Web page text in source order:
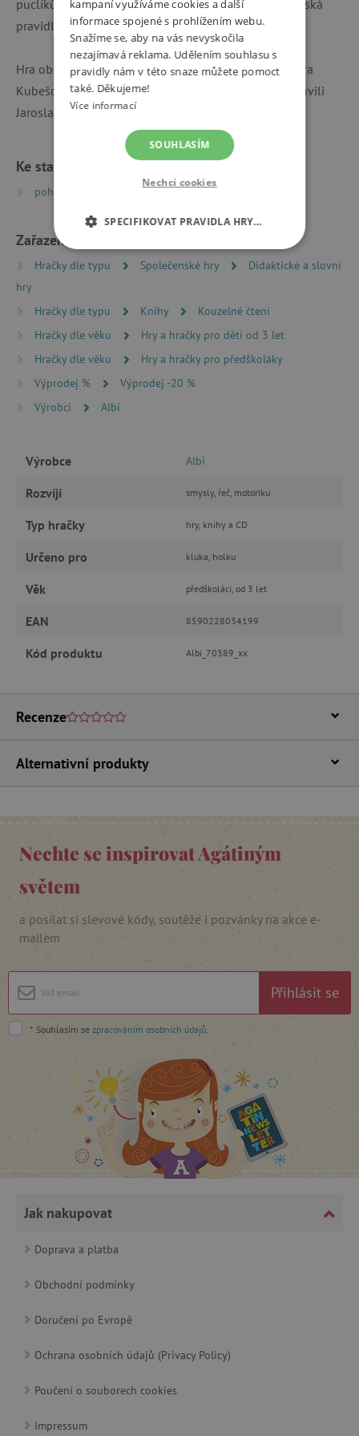
puclíků v každém rámecku, tj. 32 puclíků celkem a česká
pravidla.
Hra obsahuje přes 200 zvuků a textů. Ilustrovala Klára
Kubešová, autorkou textu je Lucie Krystlíková. Namluvili
Jaroslav Plesl a Veronika Khek Kubařová.
Ke stažení
pohadkove_bytosti_pravidla_hry | PDF | 2.11 MB
Zařazeno v kategoriích
Hračky dle typu Společenské hry
Didaktické a slovní
hry
Hračky dle typu
Knihy
Kouzelné čtení
Hračky dle věku
Hry a hračky pro děti od 3 let
Hračky dle věku
Hry a hračky pro předškoláky
Výprodej %
Výprodej -20 %
Výrobci
Albi
Výrobce Albi
Rozvíjí smysly, řeč, motoriku
Typ hračky hry, knihy a CD
Určeno pro kluka, holku
Věk předškoláci, od 3 let
EAN 8590228034199
Kód produktu Albi_70389_xx
Recenze
Alternativní produkty
Nechte se inspirovat Agátiným
světem
a posílat si slevové kódy, soutěže i pozvánky na akce e-
mailem
Přihlásit se
* Souhlasím se zpracováním osobních údajů
Jak nakupovat
Doprava a platba
Obchodní podmínky
Doručení po Evropě
Ochrana osobních údajů (Privacy Policy)
Poučení o souborech cookies
Impressum
kampaní využíváme cookies a další
informace spojené s prohlížením webu.
Snažíme se, aby na vás nevyskočila
nezajímavá reklama. Udělením souhlasu s
pravidly nám v této snaze můžete pomoct
také. Děkujeme!
Více informací
SOUHLASÍM
Nechci cookies
SPECIFIKOVAT PRAVIDLA HRY…
NEZBYTNĚ NUTNÉ COOKIES
MARKETINGOVÉ COOKIES
FUNKČNÍ SOUBORY
Marketingové cookies
Funkční soubory
základní funkce webových stránek, jako je
stránky nelze bez nezbytně nutných souborů
Provider
CookieScriptConsent
CookieScript
Google Privacy Policy